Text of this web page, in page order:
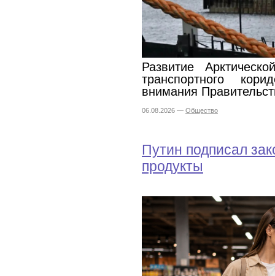
Развитие
транспортного
внимания
06.08.2026 — Общество
Путин подписал
продукты